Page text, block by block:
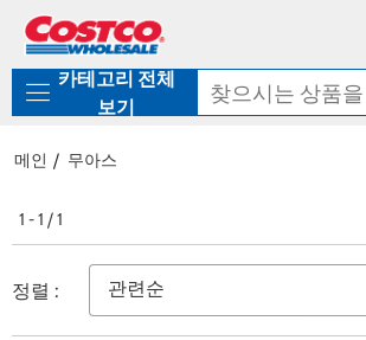
로
기
가
카테고리 전체
보기
메인 무아스
1 - 1 / 1
정렬 :